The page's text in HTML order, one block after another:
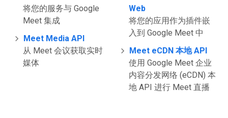
将您的服务与 Google
Meet 集成
Meet Media API
从 Meet 会议获取实时
媒体
Web
将您的应用作为插件嵌
入到 Google Meet 中
Meet eCDN 本地 API
使用 Google Meet 企业
内容分发网络 (eCDN) 本
地 API 进行 Meet 直播